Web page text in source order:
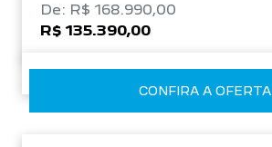
De: R$ 168.990,00
R$ 135.390,00
CONFIRA A OFERTA